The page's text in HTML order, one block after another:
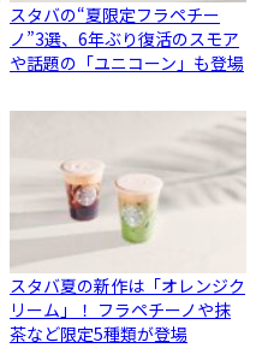
スタバの“夏限定フラペチー
ノ”3選、6年ぶり復活のスモア
や話題の「ユニコーン」も登場
スタバ夏の新作は「オレンジク
リーム」！ フラペチーノや抹
茶など限定5種類が登場